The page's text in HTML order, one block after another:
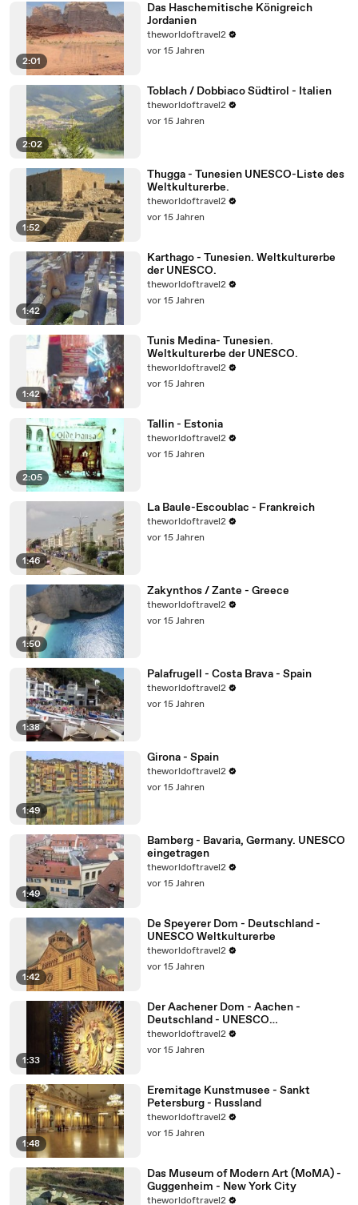
2:01
Das Haschemitische Königreich
Jordanien
theworldoftravel2
vor 15 Jahren
2:02
Toblach / Dobbiaco Südtirol - Italien
theworldoftravel2
vor 15 Jahren
1:52
Thugga - Tunesien UNESCO-Liste des
Weltkulturerbe.
theworldoftravel2
vor 15 Jahren
1:42
Karthago - Tunesien. Weltkulturerbe
der UNESCO.
theworldoftravel2
vor 15 Jahren
1:42
Tunis Medina- Tunesien.
Weltkulturerbe der UNESCO.
theworldoftravel2
vor 15 Jahren
2:05
Tallin - Estonia
theworldoftravel2
vor 15 Jahren
1:46
La Baule-Escoublac - Frankreich
theworldoftravel2
vor 15 Jahren
1:50
Zakynthos / Zante - Greece
theworldoftravel2
vor 15 Jahren
1:38
Palafrugell - Costa Brava - Spain
theworldoftravel2
vor 15 Jahren
1:49
Girona - Spain
theworldoftravel2
vor 15 Jahren
1:49
Bamberg - Bavaria, Germany. UNESCO
eingetragen
theworldoftravel2
vor 15 Jahren
1:42
De Speyerer Dom - Deutschland -
UNESCO Weltkulturerbe
theworldoftravel2
vor 15 Jahren
1:33
Der Aachener Dom - Aachen -
Deutschland - UNESCO
Weltkulturerbe
theworldoftravel2
vor 15 Jahren
1:48
Eremitage Kunstmusee - Sankt
Petersburg - Russland
theworldoftravel2
vor 15 Jahren
Das Museum of Modern Art (MoMA) -
Guggenheim - New York City
theworldoftravel2